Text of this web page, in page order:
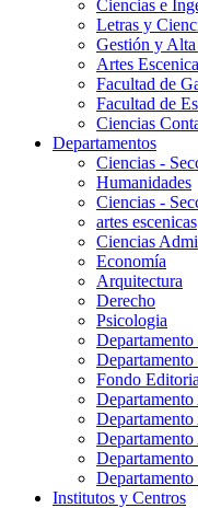
Ciencias e
Letras y
Gestión y
Artes
Facultad de
Facultad de
Ciencias
Departamentos
Ciencias -
Humanidades
Ciencias -
artes escenicas
Ciencias
Economía
Arquitectura
Derecho
Psicologia
Fondo
Institutos y Centros